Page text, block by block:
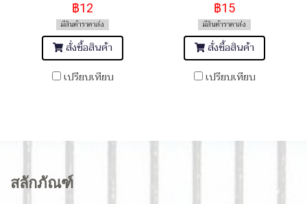
฿12
มีสินค้าราคาส่ง
สั่งซื้อสินค้า
เปรียบเทียบ
฿15
มีสินค้าราคาส่ง
สั่งซื้อสินค้า
เปรียบเทียบ
สลักภัณฑ์